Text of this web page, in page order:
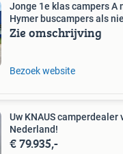
Jonge 1e klas campers A
Hymer buscampers als
Zie omschrijving
Bezoek website
Uw KNAUS camperdealer
Nederland!
€ 79.935,-